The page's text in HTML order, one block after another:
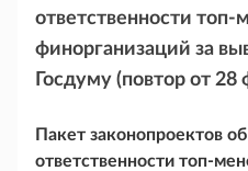
ответственности
финорганизаций за
Госдуму (повтор от 28
Пакет законопроектов
ответственности топ-